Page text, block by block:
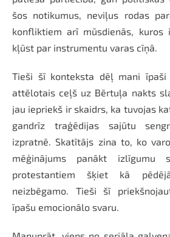
šos notikumus, neviļus rodas
konfliktiem arī mūsdienās, kuros
kļūst par instrumentu varas cīņā.
Tieši šī konteksta dēļ mani īpaši
attēlotais ceļš uz Bērtuļa nakts
jau iepriekš ir skaidrs, ka tuvojas
gandrīz traģēdijas sajūtu
izpratnē. Skatītājs zina to, ko
mēģinājums panākt izlīgumu
protestantiem šķiet kā
neizbēgamo. Tieši šī
īpašu emocionālo svaru.